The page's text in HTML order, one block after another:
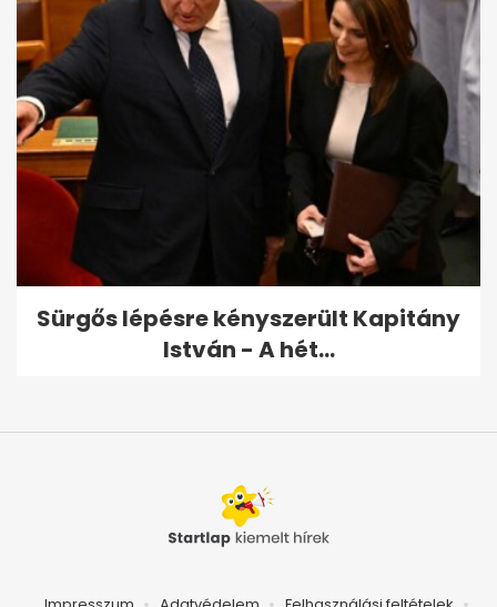
Sürgős lépésre kényszerült Kapitány
István - A hét...